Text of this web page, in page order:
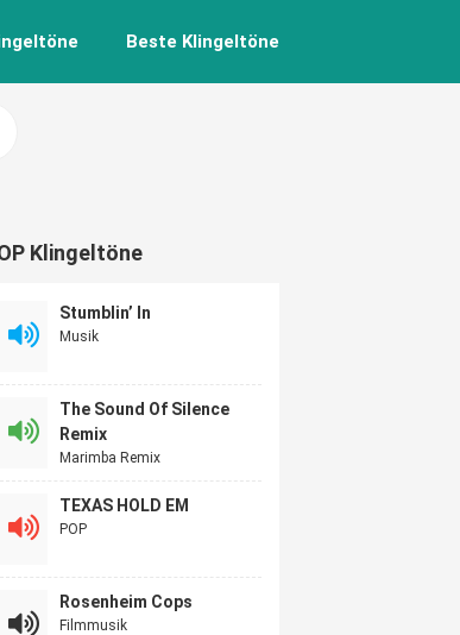
Beste Klingeltöne
Klingeltöne
Stumblin’ In
Musik
The Sound Of Silence
Remix
Marimba Remix
TEXAS HOLD EM
POP
Rosenheim Cops
Filmmusik